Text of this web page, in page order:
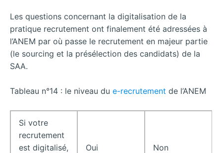
Les questions concernant la digitalisation de la
pratique recrutement ont finalement été adressées à
l’ANEM par où passe le recrutement en majeur partie
(le sourcing et la présélection des candidats) de la
SAA.
Tableau n°14 : le niveau du e-recrutement de l’ANEM
Si votre
recrutement
est digitalisé,
Oui Non